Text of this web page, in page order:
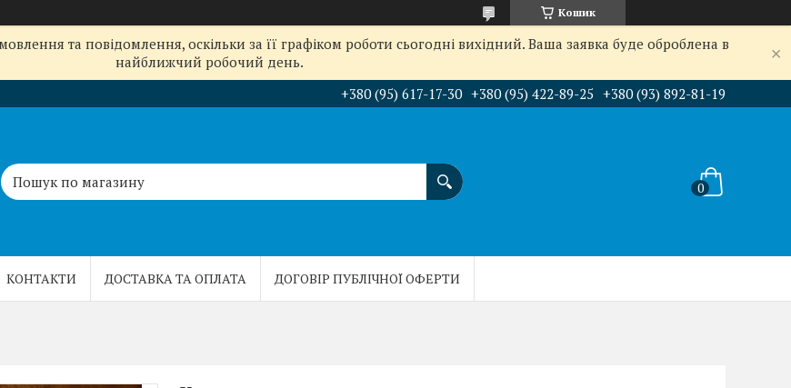
Кошик
та повідомлення, оскільки за її графіком роботи сьогодні вихідний. Ваша заявка буде оброблена в
найближчий робочий день.
+380 (95) 617-17-30 +380 (95) 422-89-25 +380 (93) 892-81-19
КОНТАКТИ ДОСТАВКА ТА ОПЛАТА ДОГОВІР ПУБЛІЧНОЇ ОФЕРТИ